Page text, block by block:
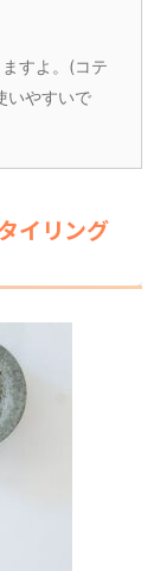
すよ。(コテ
いやすいで
イリング